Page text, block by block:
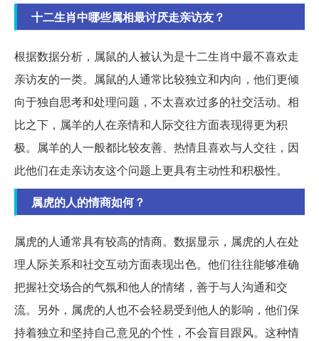
十二生肖中哪些属相最讨厌走亲访友？
根据数据分析，属鼠的人被认为是十二生肖中最不喜欢走
亲访友的一类。属鼠的人通常比较独立和内向，他们更倾
向于独自思考和处理问题，不太喜欢过多的社交活动。相
比之下，属羊的人在亲情和人际交往方面表现得更为积
极。属羊的人一般都比较友善、热情且喜欢与人交往，因
此他们在走亲访友这个问题上更具有主动性和积极性。
属虎的人的情商如何？
属虎的人通常具有较高的情商。数据显示，属虎的人在处
理人际关系和社交互动方面表现出色。他们往往能够准确
把握社交场合的气氛和他人的情绪，善于与人沟通和交
流。另外，属虎的人也不会轻易受到他人的影响，他们保
持着独立和坚持自己意见的个性，不会盲目跟风。这种情